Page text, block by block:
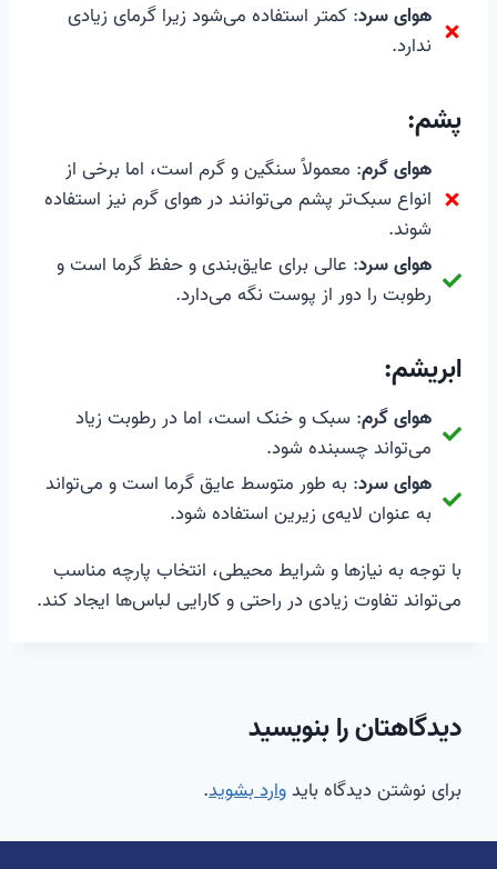
هوای سرد: کمتر استفاده می‌شود زیرا گرمای زیادی
ندارد.
پشم:
هوای گرم: معمولاً سنگین و گرم است، اما برخی از
انواع سبک‌تر پشم می‌توانند در هوای گرم نیز استفاده
شوند.
هوای سرد: عالی برای عایق‌بندی و حفظ گرما است و
رطوبت را دور از پوست نگه می‌دارد.
ابریشم:
هوای گرم: سبک و خنک است، اما در رطوبت زیاد
می‌تواند چسبنده شود.
هوای سرد: به طور متوسط عایق گرما است و می‌تواند
به عنوان لایه‌ی زیرین استفاده شود.
با توجه به نیازها و شرایط محیطی، انتخاب پارچه مناسب
می‌تواند تفاوت زیادی در راحتی و کارایی لباس‌ها ایجاد کند.
دیدگاهتان را بنویسید
برای نوشتن دیدگاه بایدوارد بشوید.